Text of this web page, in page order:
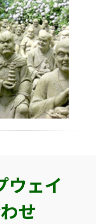
ウェイ
せ